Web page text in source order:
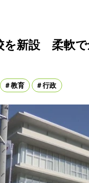
を新設 柔軟
教育 行政